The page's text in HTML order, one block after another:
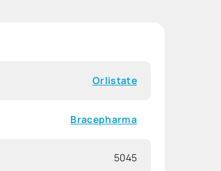
Orlistate
Bracepharma
5045